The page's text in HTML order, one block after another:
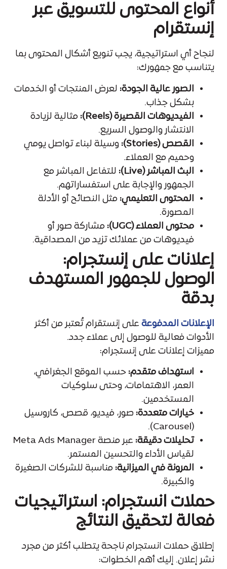
أنواع المحتوى للتسويق عبر
إنستقرام
لنجاح أي استراتيجية، يجب تنويع أشكال المحتوى بما
يتناسب مع جمهورك:
الصور عالية الجودة: لعرض المنتجات أو الخدمات
بشكل جذاب.
الفيديوهات القصيرة (Reels):
مثالية لزيادة
الانتشار والوصول السريع.
القصص (Stories):
وسيلة لبناء تواصل يومي
وحميم مع العملاء.
البث المباشر (Live):
للتفاعل المباشر مع
الجمهور والإجابة على استفساراتهم.
المحتوى التعليمي: مثل النصائح أو الأدلة
المصورة.
محتوى العملاء (UGC):
مشاركة صور أو
فيديوهات من عملائك تزيد من المصداقية.
إعلانات على إنستجرام:
الوصول للجمهور المستهدف
بدقة
الإعلانات المدفوعة على إنستقرام تُعتبر من أكثر
الأدوات فعالية للوصول إلى عملاء جدد.
مميزات إعلانات على إنستجرام:
استهداف متقدم: حسب الموقع الجغرافي،
العمر، الاهتمامات، وحتى سلوكيات
المستخدمين.
خيارات متعددة: صور، فيديو، قصص، كاروسيل
(Carousel).
تحليلات دقيقة:
عبر منصة Meta Ads Manager
لقياس الأداء والتحسين المستمر.
المرونة في الميزانية: مناسبة للشركات الصغيرة
والكبيرة.
حملات انستجرام: استراتيجيات
فعالة لتحقيق النتائج
إطلاق حملات انستجرام ناجحة يتطلب أكثر من مجرد
نشر إعلان. إليك أهم الخطوات: